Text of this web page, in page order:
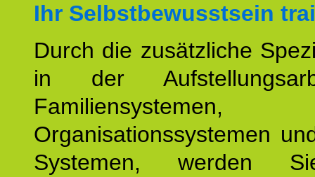
Ihr Selbstbewusstsein
Durch die zusätzliche
in der
Familiensystemen,
Organisationssystemen
Systemen, werden